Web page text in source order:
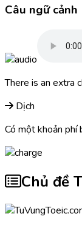
Câu ngữ cảnh
There is an extra
Dịch
Có một khoản phí
Chủ đề